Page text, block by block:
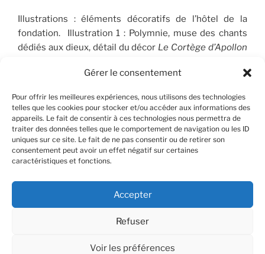
Gérer le consentement
Pour offrir les meilleures expériences, nous utilisons des technologies
telles que les cookies pour stocker et/ou accéder aux informations des
appareils. Le fait de consentir à ces technologies nous permettra de
traiter des données telles que le comportement de navigation ou les ID
uniques sur ce site. Le fait de ne pas consentir ou de retirer son
consentement peut avoir un effet négatif sur certaines
caractéristiques et fonctions.
Accepter
Refuser
Voir les préférences
Illustrations : éléments décoratifs de l’hôtel de la
fondation. Illustration 1 : Polymnie, muse des chants
dédiés aux dieux, détail du décor Le Cortège d’Apollon
orne le plafond du Salon de musique. © FSP/OLG
RECHERCHER
Recherche
pour
:
InstagramContact